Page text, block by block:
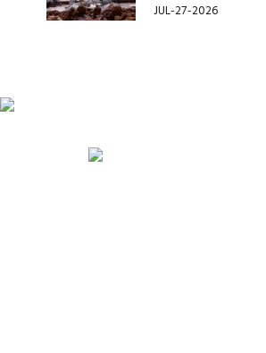
JUL-27-2026